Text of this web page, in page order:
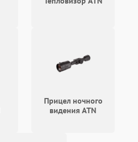
Подробнее →
Подробнее →
Прицел ночного
видения ATN